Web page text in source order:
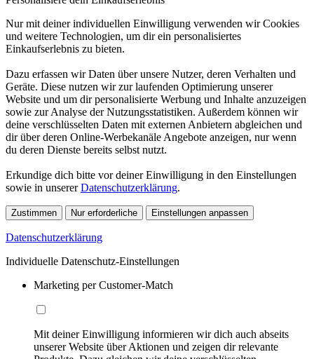
Nur mit deiner individuellen Einwilligung verwenden wir Cookies
und weitere Technologien, um dir ein personalisiertes
Einkaufserlebnis zu bieten.
Dazu erfassen wir Daten über unsere Nutzer, deren Verhalten und
Geräte. Diese nutzen wir zur laufenden Optimierung unserer
Website und um dir personalisierte Werbung und Inhalte anzuzeigen
sowie zur Analyse der Nutzungsstatistiken. Außerdem können wir
deine verschlüsselten Daten mit externen Anbietern abgleichen und
dir über deren Online-Werbekanäle Angebote anzeigen, nur wenn
du deren Dienste bereits selbst nutzt.
Erkundige dich bitte vor deiner Einwilligung in den Einstellungen
sowie in unsererDatenschutzerklärung.
Zustimmen Nur erforderliche Einstellungen anpassen
Datenschutzerklärung
Individuelle Datenschutz-Einstellungen
Marketing per Customer-Match
Mit deiner Einwilligung informieren wir dich auch abseits
unserer Website über Aktionen und zeigen dir relevante